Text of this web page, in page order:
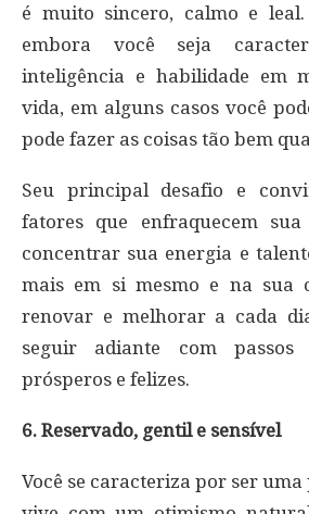
é muito sincero, calmo e leal.
embora você seja
inteligência e habilidade em
vida, em alguns casos você
pode fazer as coisas tão bem
Seu principal desafio e
fatores que enfraquecem sua
concentrar sua energia e
mais em si mesmo e na sua
renovar e melhorar a cada
seguir adiante com passos
prósperos e felizes.
6. Reservado, gentil e sensível
Você se caracteriza por ser uma